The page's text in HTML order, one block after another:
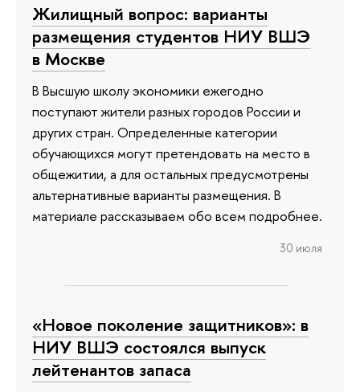
Жилищный вопрос: варианты
размещения студентов НИУ ВШЭ
в Москве
В Высшую школу экономики ежегодно
поступают жители разных городов России и
других стран. Определенные категории
обучающихся могут претендовать на место в
общежитии, а для остальных предусмотрены
альтернативные варианты размещения. В
материале рассказываем обо всем подробнее.
30 июля
«Новое поколение защитников»: в
НИУ ВШЭ состоялся выпуск
лейтенантов запаса